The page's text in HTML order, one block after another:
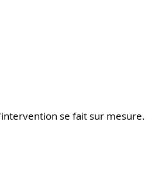
se fait sur mesure.